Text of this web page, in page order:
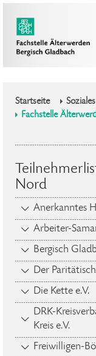
Startseite
Fachstelle
Nord
Anerkanntes
Arbeiter-
Bergisch
Der
Die Kette e.V.
DRK-
Kreis e.V.
Freiwilligen-